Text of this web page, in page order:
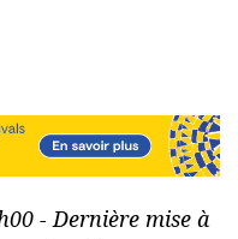
- Dernière mise à